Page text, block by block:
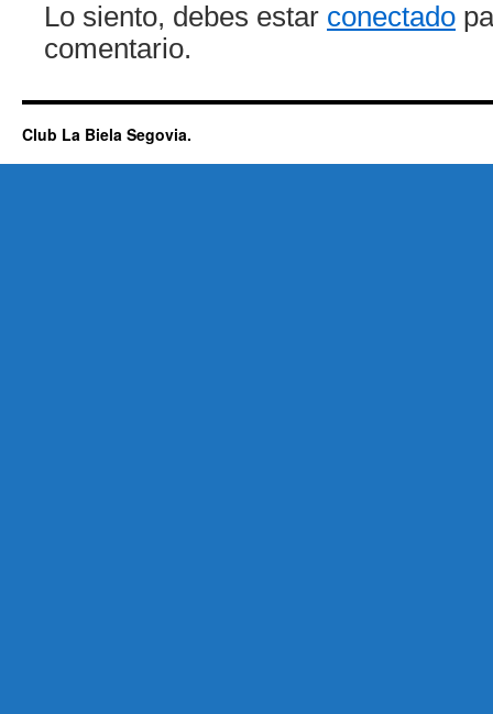
Lo siento, debes estar conectado
comentario.
Club La Biela Segovia.